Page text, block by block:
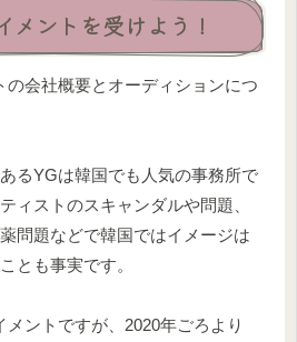
メントを受けよう！
の会社概要とオーディションにつ
るYGは韓国でも人気の事務所で
ィストのスキャンダルや問題、
問題などで韓国ではイメージは
とも事実です。
ントですが、2020年ごろより